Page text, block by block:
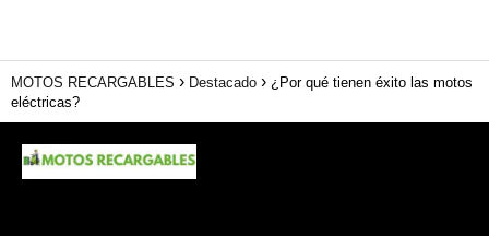
MOTOS RECARGABLES Destacado
¿Por qué tienen éxito las motos
eléctricas?